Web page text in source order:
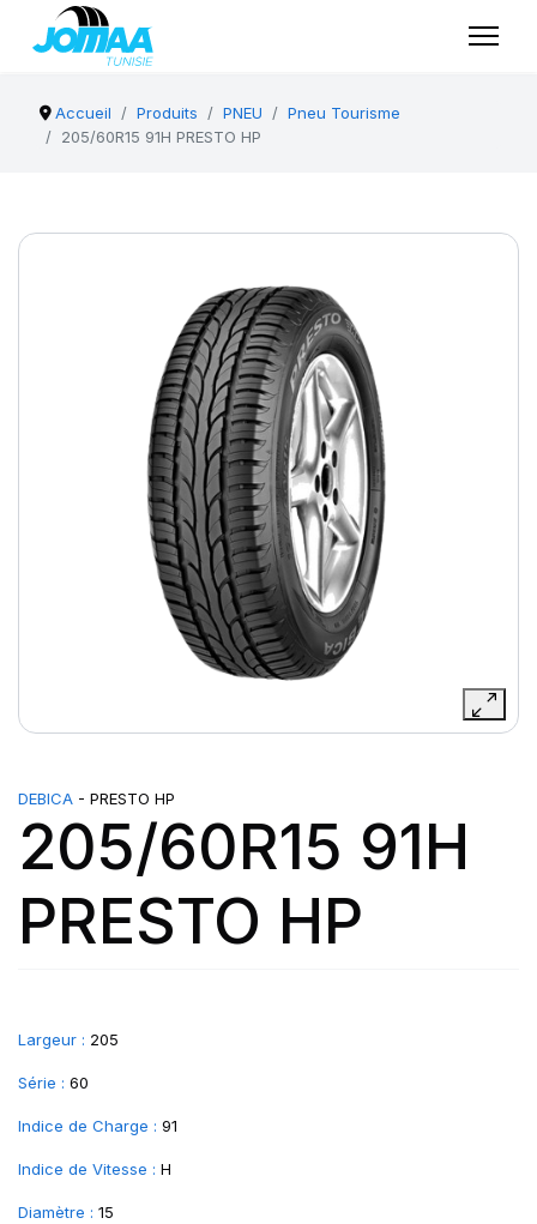
Accueil Produits PNEU
Pneu Tourisme
205/60R15 91H PRESTO HP
DEBICA - PRESTO HP
205/60R15 91H
PRESTO HP
Largeur : 205
Série : 60
Indice de Charge : 91
Indice de Vitesse : H
Diamètre : 15